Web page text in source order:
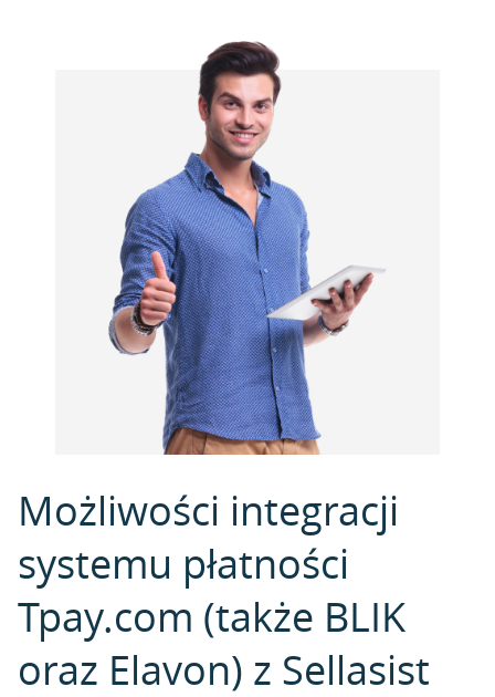
Możliwości integracji
systemu płatności
Tpay.com (także BLIK
oraz Elavon) z Sellasist